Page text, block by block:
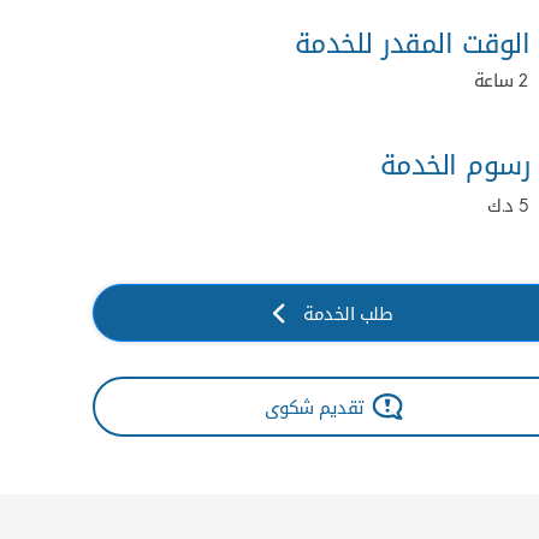
الوقت المقدر للخدمة
2 ساعة
رسوم الخدمة
5 د.ك
طلب الخدمة
تقديم شكوى